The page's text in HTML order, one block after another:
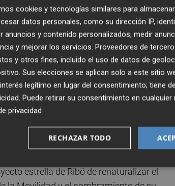
que requiere la Agencia
Compromís a La Paisatgeria y sus
que solicitar al equipo de gobierno --
y que "este contesta con informes
la justificación sobre por qué se
a dedo contratos con una serie de
proyectos importantes como las
estrella de Ribó de renaturalizar el
cookies y tecnologías similares para
datos personales, como su dirección IP,
anuncios y contenido personalizados, medir
y mejorar los servicios. Proveedores de
y otros fines, incluido el uso de datos de
Sus elecciones se aplican solo a este sitio
legítimo en lugar del consentimiento; tiene
. Puede retirar su consentimiento en
privacidad
RECHAZAR TODO